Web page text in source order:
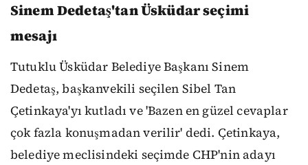
Sinem Dedetaş'tan Üsküdar seçimi
mesajı
Tutuklu Üsküdar Belediye Başkanı Sinem
Dedetaş, başkanvekili seçilen Sibel Tan
Çetinkaya'yı kutladı ve 'Bazen en güzel cevaplar
çok fazla konuşmadan verilir' dedi. Çetinkaya,
belediye meclisindeki seçimde CHP'nin adayı